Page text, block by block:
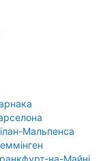
Мальпенса
на-Майні